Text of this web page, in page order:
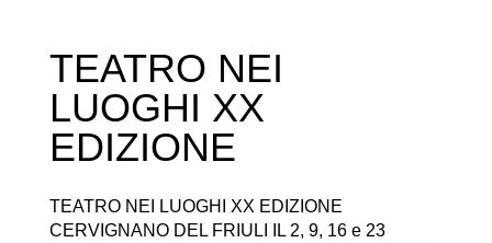
TEATRO NEI
LUOGHI XX
EDIZIONE
TEATRO NEI LUOGHI XX EDIZIONE
CERVIGNANO DEL FRIULI IL 2, 9, 16 e 23